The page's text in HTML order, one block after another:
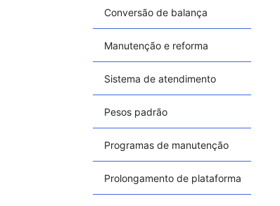
Conversão de balança
Manutenção e reforma
Sistema de atendimento
Pesos padrão
Programas de manutenção
Prolongamento de plataforma